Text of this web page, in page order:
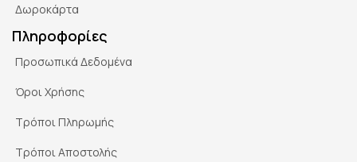
Δωροκάρτα
Πληροφορίες
Προσωπικά Δεδομένα
Όροι Χρήσης
Τρόποι Πληρωμής
Τρόποι Αποστολής